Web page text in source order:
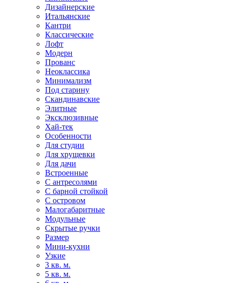
Дизайнерские
Итальянские
Кантри
Классические
Лофт
Модерн
Прованс
Неоклассика
Минимализм
Под старину
Скандинавские
Элитные
Эксклюзивные
Хай-тек
Особенности
Для студии
Для хрущевки
Для дачи
Встроенные
С антресолями
С барной стойкой
С островом
Малогабаритные
Модульные
Скрытые ручки
Размер
Мини-кухни
Узкие
3 кв. м.
5 кв. м.